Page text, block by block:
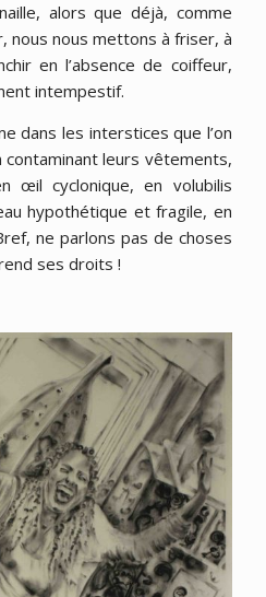
alors que déjà, comme
nous nous mettons à friser, à
en l’absence de coiffeur,
intempestif.
dans les interstices que l’on
contaminant leurs vêtements,
œil cyclonique, en volubilis
hypothétique et fragile, en
ne parlons pas de choses
ses droits !